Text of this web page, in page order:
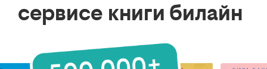
сервисе книги билайн